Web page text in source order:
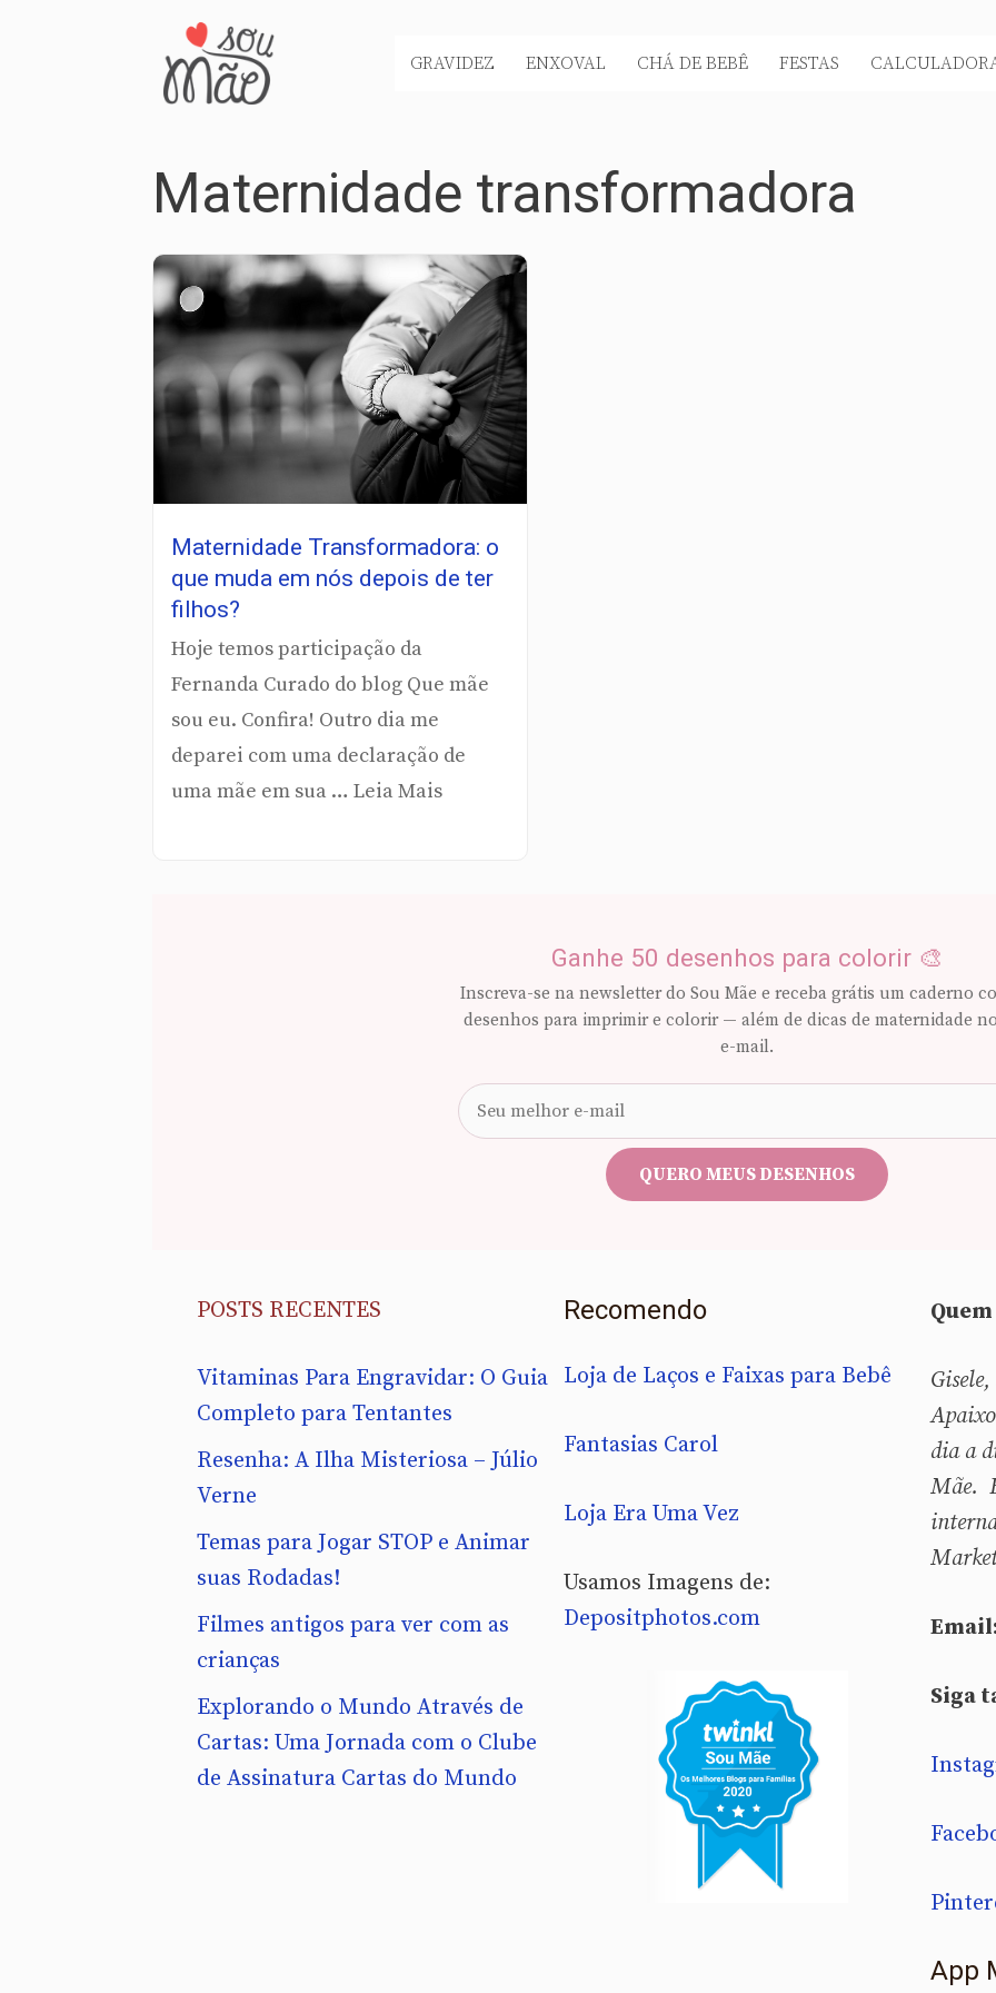
GRAVIDEZ ENXOVAL CHÁ DE BEBÊ FESTAS
Maternidade transformadora
Maternidade Transformadora: o
que muda em nós depois de ter
filhos?
Hoje temos participação da
Fernanda Curado do blog Que mãe
sou eu. Confira! Outro dia me
deparei com uma declaração de
uma mãe em sua … Leia Mais
Ganhe 50 desenhos para colorir 🎨
Inscreva-se na newsletter do Sou Mãe e receba grátis um caderno
desenhos para imprimir e colorir — além de dicas de maternidade
e-mail.
e-
mail
QUERO MEUS DESENHOS
POSTS RECENTES
Vitaminas Para Engravidar: O Guia
Completo para Tentantes
Resenha: A Ilha Misteriosa – Júlio
Verne
Temas para Jogar STOP e Animar
suas Rodadas!
Filmes antigos para ver com as
crianças
Explorando o Mundo Através de
Cartas: Uma Jornada com o Clube
de Assinatura Cartas do Mundo
Recomendo
Loja de Laços e Faixas para Bebê
Fantasias Carol
Loja Era Uma Vez
Usamos Imagens de:
Depositphotos.com
Quem
dia a
Mãe.
Siga
App